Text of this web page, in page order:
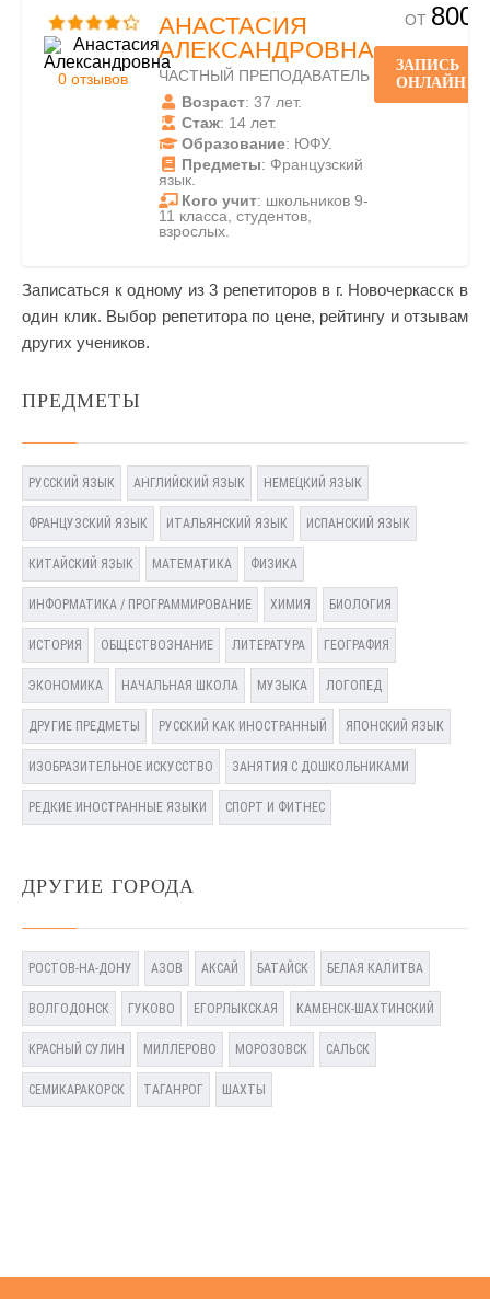
0 отзывов
АНАСТАСИЯ
АЛЕКСАНДРОВНА
ЧАСТНЫЙ ПРЕПОДАВАТЕЛЬ
Возраст: 37 лет.
Стаж: 14 лет.
Образование: ЮФУ.
Предметы: Французский
язык.
Кого учит: школьников 9-
11 класса, студентов,
взрослых.
ОТ 800
ЗАПИСЬ
ОНЛАЙН
Записаться к одному из 3 репетиторов в г. Новочеркасск в
один клик. Выбор репетитора по цене, рейтингу и отзывам
других учеников.
ПРЕДМЕТЫ
РУССКИЙ ЯЗЫК АНГЛИЙСКИЙ ЯЗЫК НЕМЕЦКИЙ ЯЗЫК
ФРАНЦУЗСКИЙ ЯЗЫК ИТАЛЬЯНСКИЙ ЯЗЫК ИСПАНСКИЙ ЯЗЫК
КИТАЙСКИЙ ЯЗЫК МАТЕМАТИКА ФИЗИКА
ИНФОРМАТИКА / ПРОГРАММИРОВАНИЕ ХИМИЯ БИОЛОГИЯ
ИСТОРИЯ ОБЩЕСТВОЗНАНИЕ ЛИТЕРАТУРА ГЕОГРАФИЯ
ЭКОНОМИКА НАЧАЛЬНАЯ ШКОЛА МУЗЫКА ЛОГОПЕД
ДРУГИЕ ПРЕДМЕТЫ РУССКИЙ КАК ИНОСТРАННЫЙ ЯПОНСКИЙ ЯЗЫК
ИЗОБРАЗИТЕЛЬНОЕ ИСКУССТВО ЗАНЯТИЯ С ДОШКОЛЬНИКАМИ
РЕДКИЕ ИНОСТРАННЫЕ ЯЗЫКИ СПОРТ И ФИТНЕС
ДРУГИЕ ГОРОДА
РОСТОВ-НА-ДОНУ АЗОВ АКСАЙ БАТАЙСК БЕЛАЯ КАЛИТВА
ВОЛГОДОНСК ГУКОВО ЕГОРЛЫКСКАЯ КАМЕНСК-ШАХТИНСКИЙ
КРАСНЫЙ СУЛИН МИЛЛЕРОВО МОРОЗОВСК САЛЬСК
СЕМИКАРАКОРСК ТАГАНРОГ ШАХТЫ